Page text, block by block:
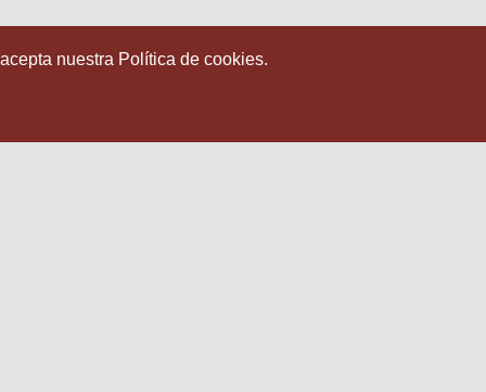
nuestra Política de cookies.